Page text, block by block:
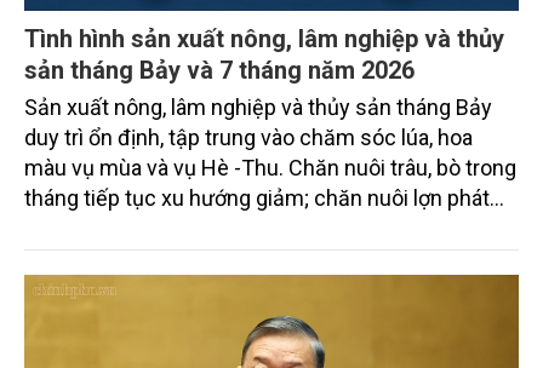
Tình hình sản xuất nông, lâm nghiệp và thủy
sản tháng Bảy và 7 tháng năm 2026
Sản xuất nông, lâm nghiệp và thủy sản tháng Bảy
duy trì ổn định, tập trung vào chăm sóc lúa, hoa
màu vụ mùa và vụ Hè -Thu. Chăn nuôi trâu, bò trong
tháng tiếp tục xu hướng giảm; chăn nuôi lợn phát
trưởng khá. Diện tích rừng trồng mới và sản lượng
thủy sản đều tăng nhẹ.